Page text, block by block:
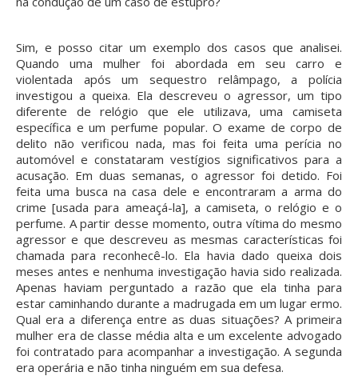
Sim, e posso citar um exemplo dos casos que analisei.
Quando uma mulher foi abordada em seu carro e
violentada após um sequestro relâmpago, a polícia
investigou a queixa. Ela descreveu o agressor, um tipo
diferente de relógio que ele utilizava, uma camiseta
específica e um perfume popular. O exame de corpo de
delito não verificou nada, mas foi feita uma perícia no
automóvel e constataram vestígios significativos para a
acusação. Em duas semanas, o agressor foi detido. Foi
feita uma busca na casa dele e encontraram a arma do
crime [usada para ameaçá-la], a camiseta, o relógio e o
perfume. A partir desse momento, outra vítima do mesmo
agressor e que descreveu as mesmas características foi
chamada para reconhecê-lo. Ela havia dado queixa dois
meses antes e nenhuma investigação havia sido realizada.
Apenas haviam perguntado a razão que ela tinha para
estar caminhando durante a madrugada em um lugar ermo.
Qual era a diferença entre as duas situações? A primeira
mulher era de classe média alta e um excelente advogado
foi contratado para acompanhar a investigação. A segunda
era operária e não tinha ninguém em sua defesa.